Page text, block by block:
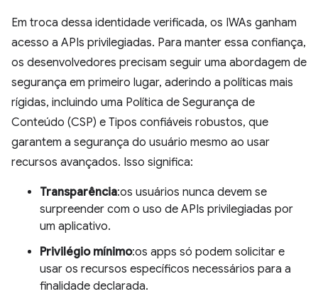
Em troca dessa identidade verificada, os IWAs ganham
acesso a APIs privilegiadas. Para manter essa confiança,
os desenvolvedores precisam seguir uma abordagem de
segurança em primeiro lugar, aderindo a políticas mais
rígidas, incluindo uma Política de Segurança de
Conteúdo (CSP) e Tipos confiáveis robustos, que
garantem a segurança do usuário mesmo ao usar
recursos avançados. Isso significa:
Transparência:os usuários nunca devem se
surpreender com o uso de APIs privilegiadas por
um aplicativo.
Privilégio mínimo:os apps só podem solicitar e
usar os recursos específicos necessários para a
finalidade declarada.